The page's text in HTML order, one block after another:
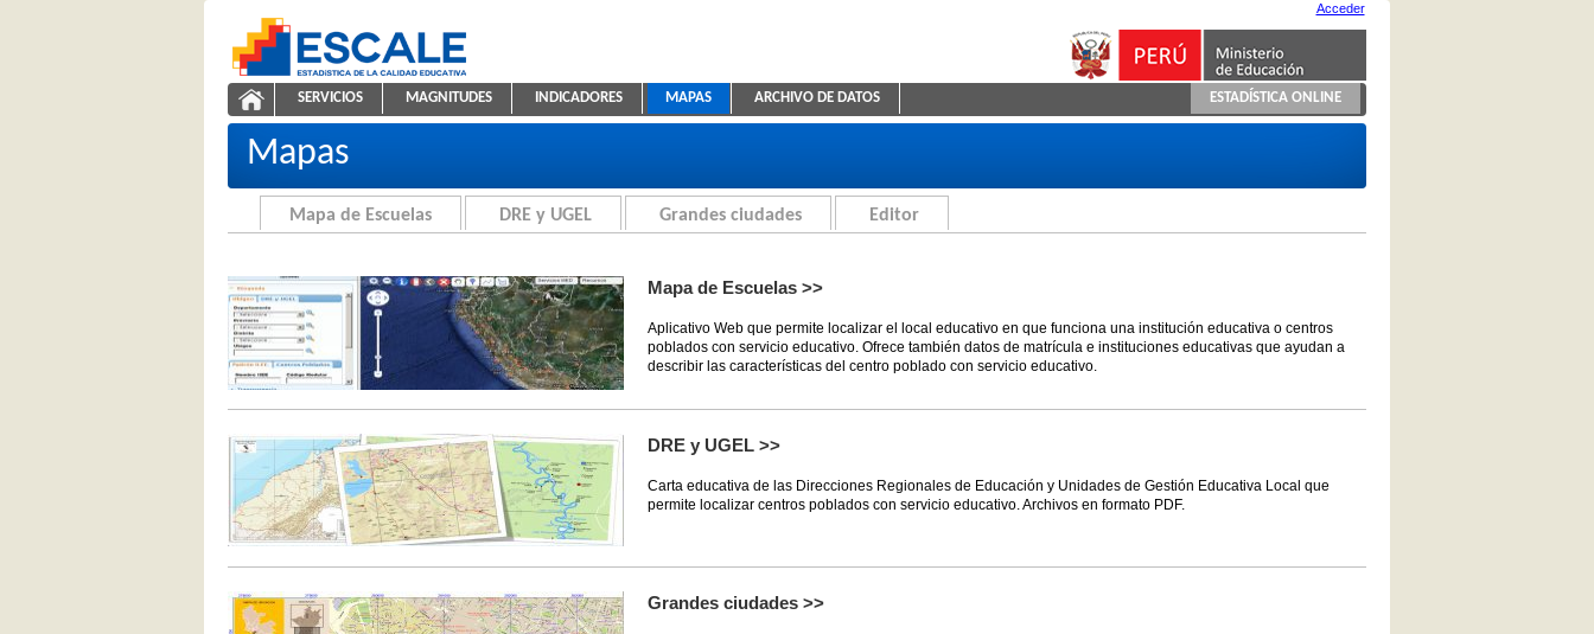
ESCALE - Unidad de Estadística Educativa
Cartografía de la Educación
Acceder
NAVEGACIÓN
SERVICIOS MAGNITUDES INDICADORES MAPAS ARCHIVO DE DATOS ESTADÍSTICA ONLINE
Mapas
Mapa de Escuelas DRE y UGEL Grandes ciudades Editor
Mapa de Escuelas >>
Aplicativo Web que permite localizar el local educativo en que funciona una institución educativa o centros
poblados con servicio educativo. Ofrece también datos de matrícula e instituciones educativas que ayudan a
describir las características del centro poblado con servicio educativo.
DRE y UGEL >>
Carta educativa de las Direcciones Regionales de Educación y Unidades de Gestión Educativa Local que
permite localizar centros poblados con servicio educativo. Archivos en formato PDF.
Grandes ciudades >>